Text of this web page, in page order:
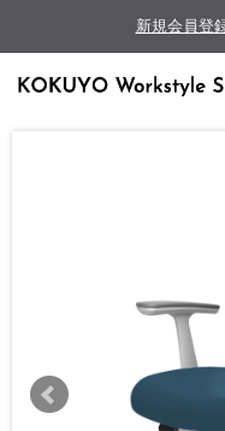
新規会員登